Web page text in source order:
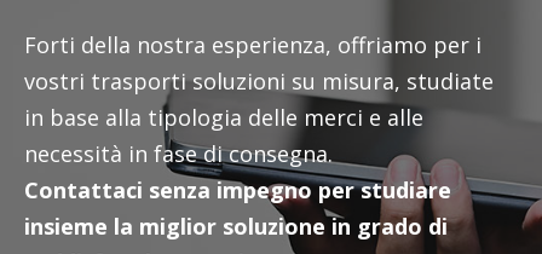
Forti della nostra esperienza, offriamo per i
vostri trasporti soluzioni su misura, studiate
in base alla tipologia delle merci e alle
necessità in fase di consegna.
Contattaci senza impegno per studiare
insieme la miglior soluzione in grado di